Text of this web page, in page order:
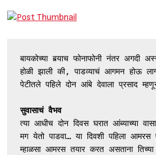
बायकोच्या बर्‍याच फोनाफोनी नंतर
होळी झाली की, पाडव्याचं आगमन होऊ
पेटीतले पहिले दोन आंबे देवाला प्रसाद
सुवासाचं वैभव
त्या आधीच दोन दिवस घरात आंब्याच्या
मग येतो पाडवा… या दिवशी पहिला आमरस
म्हाळसा आमरस तयार करत असताना